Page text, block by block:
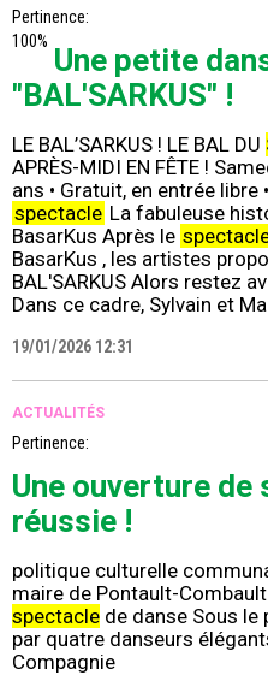
Pertinence:
100%
Une petite
"BAL'SARKUS" !
LE BAL’SARKUS ! LE BAL DU
APRÈS-MIDI EN FÊTE !
ans • Gratuit, en entrée
spectacle La fabuleuse
BasarKus Après le
BasarKus , les artistes
BAL'SARKUS Alors restez
Dans ce cadre, Sylvain et
19/01/2026 12:31
ACTUALITÉS
Pertinence:
Une ouverture
réussie !
politique culturelle
maire de Pontault-
spectacle de danse Sous
par quatre danseurs
Compagnie